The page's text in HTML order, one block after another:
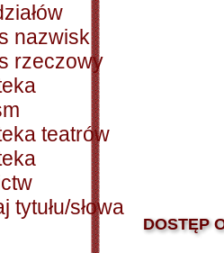
nazwisk
rzeczowy
teatrów
tytułu/słowa
DOSTĘP